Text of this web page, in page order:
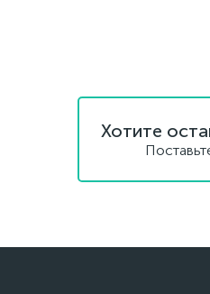
Хотите